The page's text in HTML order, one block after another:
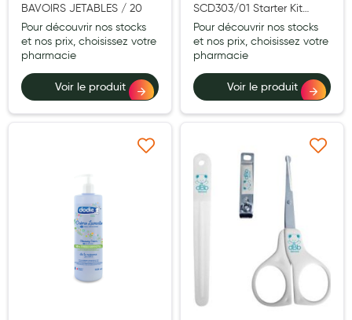
Contactologie
Accessoires pieds et semelles
Douleurs articulaires et musculaires
Anti acariens, anti gale, anti tiques, insectifuges
Incontinence
BAVOIRS JETABLES / 20
Pour découvrir nos stocks
et nos prix, choisissez votre
pharmacie
Voir le produit
SCD303/01 Starter Kit
Natural Verre
Pour découvrir nos stocks
et nos prix, choisissez votre
pharmacie
Voir le produit
Ajouter à ma liste d’envie Ajouter à ma liste